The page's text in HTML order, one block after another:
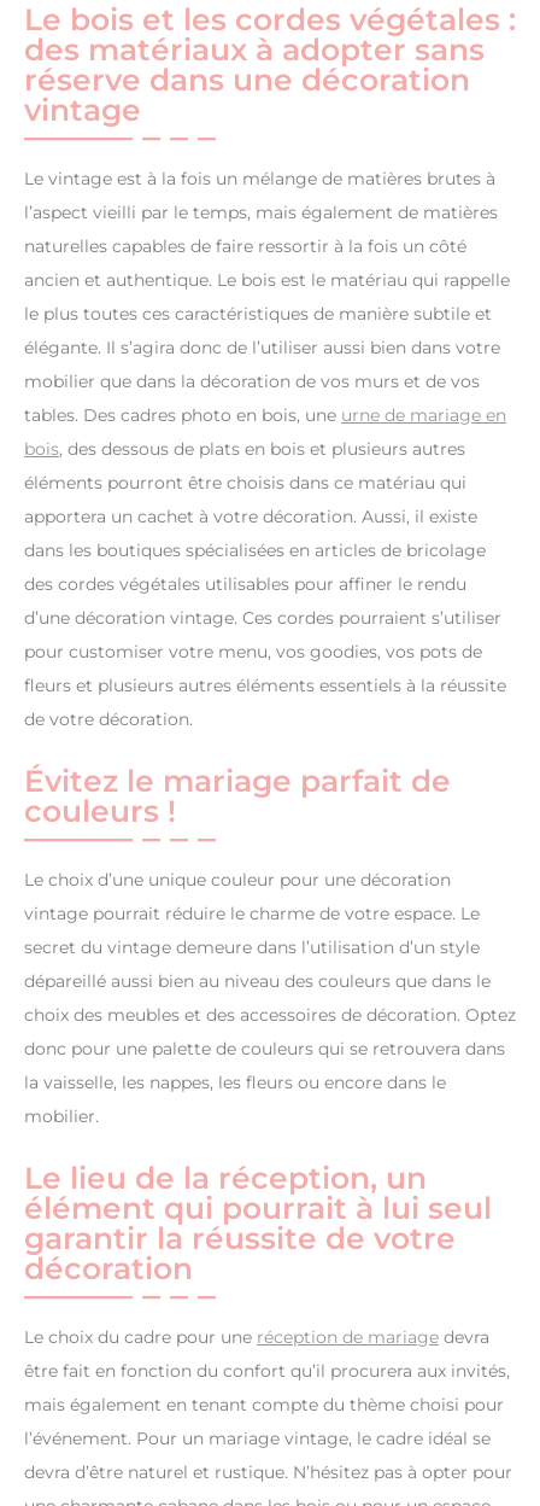
Le bois et les cordes végétales :
des matériaux à adopter sans
réserve dans une décoration
vintage
Le vintage est à la fois un mélange de matières brutes à
l’aspect vieilli par le temps, mais également de matières
naturelles capables de faire ressortir à la fois un côté
ancien et authentique. Le bois est le matériau qui rappelle
le plus toutes ces caractéristiques de manière subtile et
élégante. Il s’agira donc de l’utiliser aussi bien dans votre
mobilier que dans la décoration de vos murs et de vos
tables. Des cadres photo en bois, une urne de mariage en
bois, des dessous de plats en bois et plusieurs autres
éléments pourront être choisis dans ce matériau qui
apportera un cachet à votre décoration. Aussi, il existe
dans les boutiques spécialisées en articles de bricolage
des cordes végétales utilisables pour affiner le rendu
d’une décoration vintage. Ces cordes pourraient s’utiliser
pour customiser votre menu, vos goodies, vos pots de
fleurs et plusieurs autres éléments essentiels à la réussite
de votre décoration.
Évitez le mariage parfait de
couleurs !
Le choix d’une unique couleur pour une décoration
vintage pourrait réduire le charme de votre espace. Le
secret du vintage demeure dans l’utilisation d’un style
dépareillé aussi bien au niveau des couleurs que dans le
choix des meubles et des accessoires de décoration. Optez
donc pour une palette de couleurs qui se retrouvera dans
la vaisselle, les nappes, les fleurs ou encore dans le
mobilier.
Le lieu de la réception, un
élément qui pourrait à lui seul
garantir la réussite de votre
décoration
Le choix du cadre pour une réception de mariage devra
être fait en fonction du confort qu’il procurera aux invités,
mais également en tenant compte du thème choisi pour
l’événement. Pour un mariage vintage, le cadre idéal se
devra d’être naturel et rustique. N’hésitez pas à opter pour